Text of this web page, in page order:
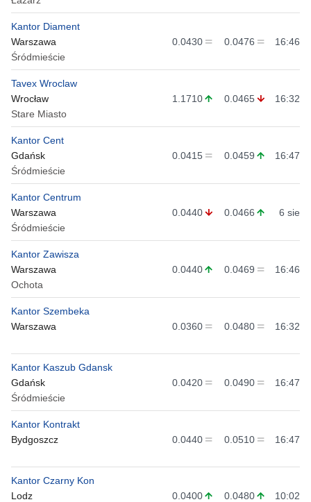
Kantor Diament
Warszawa
Śródmieście
0.0430 0.0476 16:46
Tavex Wroclaw
Wrocław
Stare Miasto
1.1710 0.0465 16:32
Kantor Cent
Gdańsk
Śródmieście
0.0415 0.0459 16:47
Kantor Centrum
Warszawa
Śródmieście
0.0440 0.0466 6 sie
Kantor Zawisza
Warszawa
Ochota
0.0440 0.0469 16:46
Kantor Szembeka
Warszawa
0.0360 0.0480 16:32
Kantor Kaszub Gdansk
Gdańsk
Śródmieście
0.0420 0.0490 16:47
Kantor Kontrakt
Bydgoszcz
0.0440 0.0510 16:47
Kantor Czarny Kon
Lodz
0.0400 0.0480 10:02